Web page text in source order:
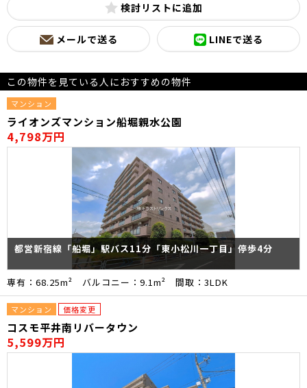
検討リスト
メールで送る LINEで送る
この物件を見ている人におすすめの物件
マンション
ライオンズマンション船堀親水公園
4,798万円
都営新宿線「船堀」駅バス11分「東小松川一丁目」停歩4分
専有：68.25m² バルコニー：9.1m² 間取：3LDK
マンション 価格変更
コスモ平井南リバータウン
5,599万円